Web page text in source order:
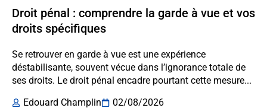
Droit pénal : comprendre la garde à vue et vos
droits spécifiques
Se retrouver en garde à vue est une expérience
déstabilisante, souvent vécue dans l’ignorance totale de
ses droits. Le droit pénal encadre pourtant cette mesure...
Edouard Champlin
02/08/2026